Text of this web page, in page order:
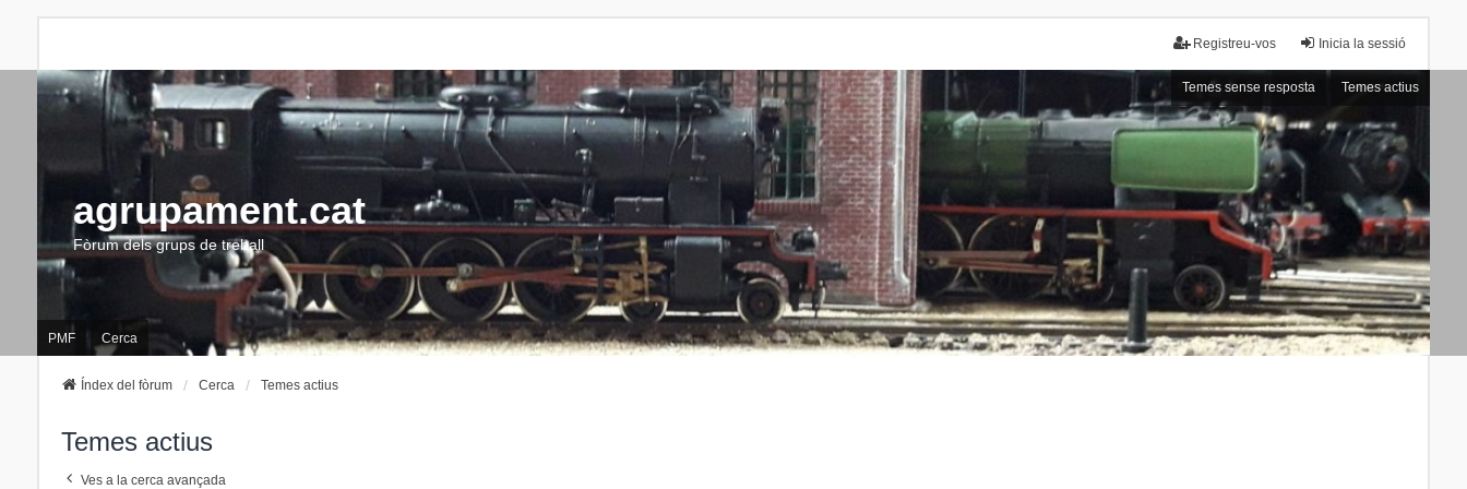
Inicia la sessió
Registreu-vos
Temes sense resposta Temes actius
agrupament.cat
Fòrum dels grups de treball
PMF Cerca
Índex del fòrum Cerca Temes actius
Temes actius
Ves a la cerca avançada